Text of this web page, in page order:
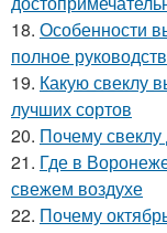
18. Особенности
полное
19. Какую свеклу
лучших сортов
20. Почему свеклу
21. Где в
свежем воздухе
22. Почему